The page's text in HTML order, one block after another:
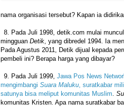
nama organisasi tersebut? Kapan ia
8.⁠ ⁠Pada Juli 1998, detik.com mulai
mingguan Detik , yang dibredel 1994. Ia
Pada Agustus 2011, Detik dijual kepada
pembeli ini? Berapa harga yang dibayar?
9.⁠ ⁠Pada Juli 1999, Jawa Pos News
mengimbangi Suara Maluku , suratkabar
satunya bisa meliput komunitas Muslim
komunitas Kristen. Apa nama suratkabar